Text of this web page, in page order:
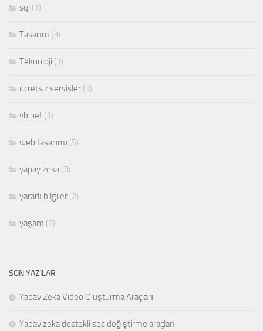
sql (1)
Tasarım (3)
Teknoloji (1)
ücretsiz servisler (3)
vb.net (1)
web tasarımı (5)
yapay zeka(3)
yararlı bilgiler (2)
yaşam (3)
SON YAZILAR
Yapay Zeka Video Oluşturma Araçları
Yapay zeka destekli ses değiştirme araçları